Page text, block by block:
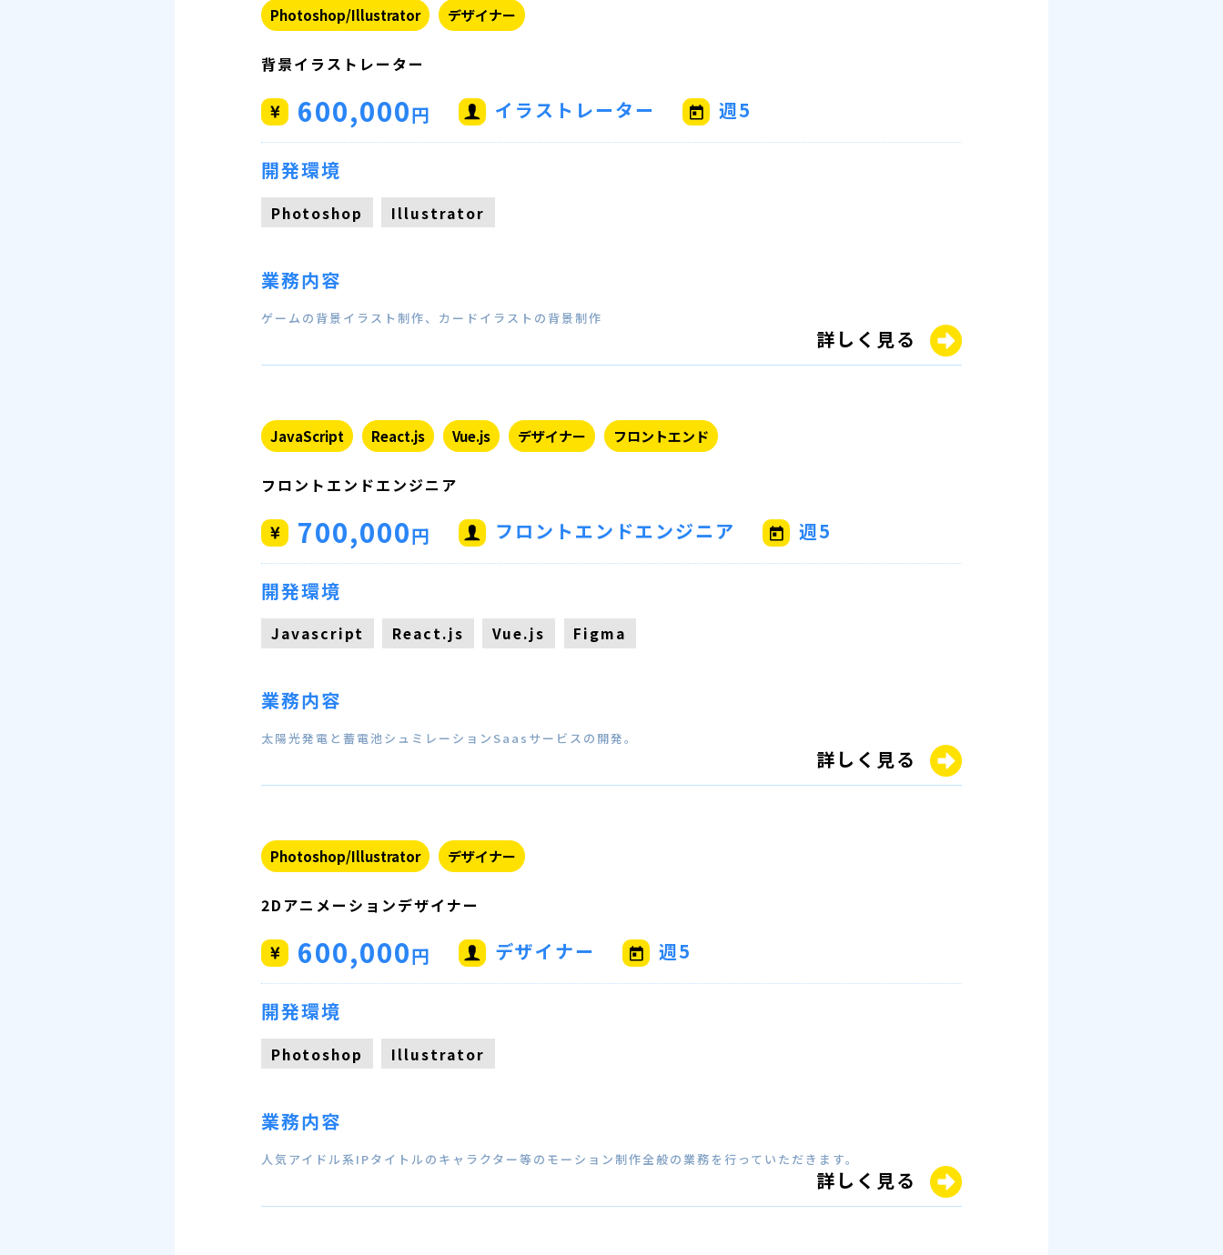
Photoshop/Illustrator デザイナー
背景イラストレーター
600,000円 イラストレーター 週5
開発環境
Photoshop Illustrator
業務内容
ゲームの背景イラスト制作、カードイラストの背景制作
詳しく見る
JavaScript React.js Vue.js デザイナー フロントエンド
フロントエンドエンジニア
700,000円 フロントエンドエンジニア 週5
開発環境
Javascript React.js Vue.js Figma
業務内容
太陽光発電と蓄電池シュミレーションSaasサービスの開発。
詳しく見る
Photoshop/Illustrator デザイナー
2Dアニメーションデザイナー
600,000円 デザイナー 週5
開発環境
Photoshop Illustrator
業務内容
人気アイドル系IPタイトルのキャラクター等のモーション制作全般の業務を行っていただきます。
詳しく見る